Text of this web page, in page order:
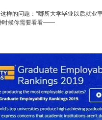
的问题：“哪所大学毕业以后就业
时候你需要看看——